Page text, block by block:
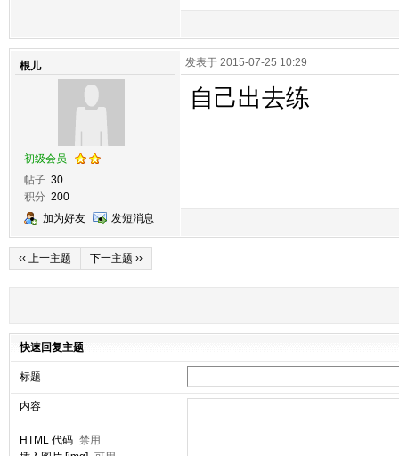
根儿
初级会员
帖子 30
积分 200
加为好友
发短消息
发表于 2015-07-25 10:29
自己出去练
‹‹ 上一主题 下一主题 ››
快速回复主题
标题
内容
HTML 代码 禁用